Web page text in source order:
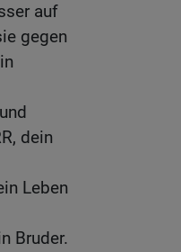
auf
gegen
dein
Leben
Bruder.